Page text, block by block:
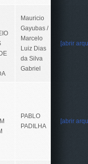
Mauricio
Gayubas /
Marcelo
Luiz Dias
da Silva
Gabriel
[abrir
PABLO
PADILHA
[abrir